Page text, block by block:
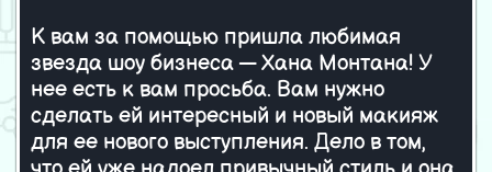
Природная принцесса
Одеваем
очаровательную невесту
К вам за помощью пришла любимая
звезда шоу бизнеса — Хана Монтана! У
нее есть к вам просьба. Вам нужно
сделать ей интересный и новый макияж
для ее нового выступления. Дело в том,